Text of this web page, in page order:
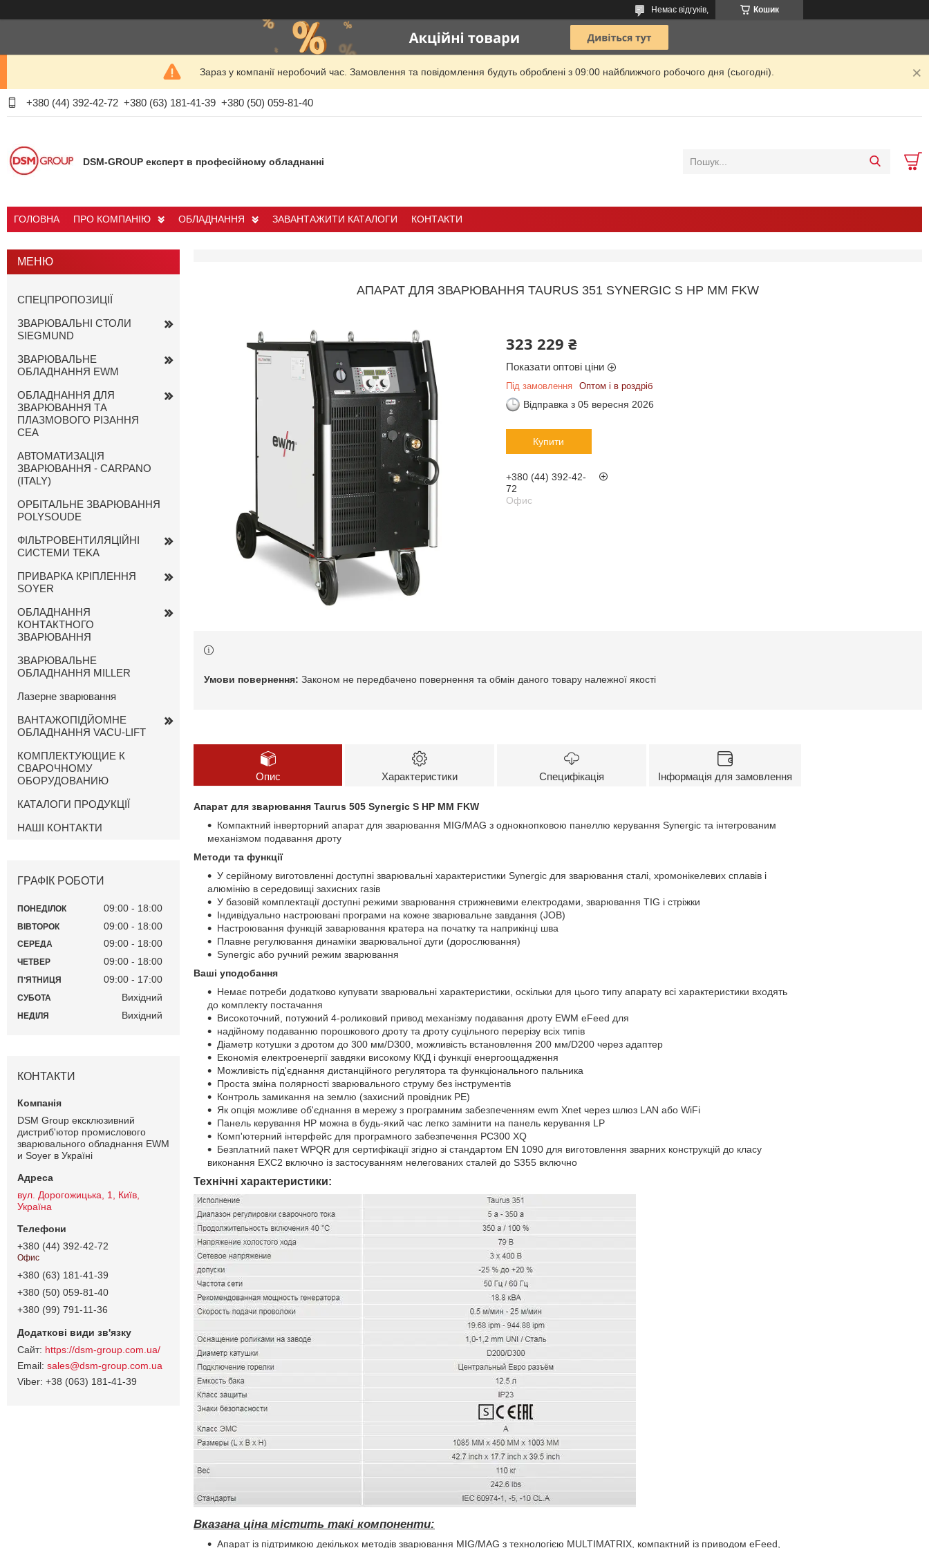
Кошик
Немає відгуків,
Зараз у компанії неробочий час. Замовлення та повідомлення будуть оброблені з 09:00 найближчого робочого дня (сьогодні).
+380 (44) 392-42-72 +380 (63) 181-41-39 +380 (50) 059-81-40
DSM-GROUP експерт в професійному обладнанні
ГОЛОВНА ПРО КОМПАНІЮ ОБЛАДНАННЯ ЗАВАНТАЖИТИ КАТАЛОГИ КОНТАКТИ
АПАРАТ ДЛЯ ЗВАРЮВАННЯ TAURUS 351 SYNERGIC S HP MM FKW
323 229 ₴
Показати оптові ціни
Під замовлення Оптом і в роздріб
Відправка з 05 вересня 2026
Купити
+380 (44) 392-42-
72
Офис
Законом не передбачено повернення та обмін даного товару належної якості
Опис Характеристики Специфікація Інформація для замовлення
Апарат для зварювання Taurus 505 Synergic S HP MM FKW
Компактний інверторний апарат для зварювання MIG/MAG з однокнопковою панеллю керування Synergic та інтегрованим
механізмом подавання дроту
Методи та функції
У серійному виготовленні доступні зварювальні характеристики Synergic для зварювання сталі, хромонікелевих сплавів і
алюмінію в середовищі захисних газів
У базовій комплектації доступні режими зварювання стрижневими електродами, зварювання TIG і стріжки
Індивідуально настроювані програми на кожне зварювальне завдання (JOB)
Настроювання функцій заварювання кратера на початку та наприкінці шва
Плавне регулювання динаміки зварювальної дуги (дорослювання)
Synergic або ручний режим зварювання
Ваші уподобання
Немає потреби додатково купувати зварювальні характеристики, оскільки для цього типу апарату всі характеристики входять
до комплекту постачання
Високоточний, потужний 4-роликовий привод механізму подавання дроту EWM eFeed для
надійному подаванню порошкового дроту та дроту суцільного перерізу всіх типів
Діаметр котушки з дротом до 300 мм/D300, можливість встановлення 200 мм/D200 через адаптер
Економія електроенергії завдяки високому ККД і функції енергоощадження
Можливість під'єднання дистанційного регулятора та функціонального пальника
Проста зміна полярності зварювального струму без інструментів
Контроль замикання на землю (захисний провідник PE)
Як опція можливе об'єднання в мережу з програмним забезпеченням ewm Xnet через шлюз LAN або WiFi
Панель керування HP можна в будь-який час легко замінити на панель керування LP
Комп'ютерний інтерфейс для програмного забезпечення PC300 XQ
Безплатний пакет WPQR для сертифікації згідно зі стандартом EN 1090 для виготовлення зварних конструкцій до класу
виконання EXC2 включно із застосуванням нелегованих сталей до S355 включно
Технічні характеристики:
Вказана ціна містить такі компоненти:
Апарат із підтримкою декількох методів зварювання MIG/MAG з технологією MULTIMATRIX, компактний із приводом eFeed,
СПЕЦПРОПОЗИЦІЇ
ЗВАРЮВАЛЬНІ СТОЛИ
SIEGMUND
ЗВАРЮВАЛЬНЕ
ОБЛАДНАННЯ EWM
ОБЛАДНАННЯ ДЛЯ
ЗВАРЮВАННЯ ТА
ПЛАЗМОВОГО РІЗАННЯ
CEA
АВТОМАТИЗАЦІЯ
ЗВАРЮВАННЯ - CARPANO
(ITALY)
ОРБІТАЛЬНЕ ЗВАРЮВАННЯ
POLYSOUDE
ФІЛЬТРОВЕНТИЛЯЦІЙНІ
СИСТЕМИ TEKA
ПРИВАРКА КРІПЛЕННЯ
SOYER
ОБЛАДНАННЯ
КОНТАКТНОГО
ЗВАРЮВАННЯ
ЗВАРЮВАЛЬНЕ
ОБЛАДНАННЯ MILLER
Лазерне зварювання
ВАНТАЖОПІДЙОМНЕ
ОБЛАДНАННЯ VACU-LIFT
КОМПЛЕКТУЮЩИЕ К
СВАРОЧНОМУ
ОБОРУДОВАНИЮ
КАТАЛОГИ ПРОДУКЦІЇ
НАШІ КОНТАКТИ
ГРАФІК РОБОТИ
ПОНЕДІЛОК 09:00 18:00
ВІВТОРОК 09:00 18:00
СЕРЕДА 09:00 18:00
ЧЕТВЕР 09:00 18:00
ПʼЯТНИЦЯ 09:00 17:00
СУБОТА Вихідний
НЕДІЛЯ Вихідний
КОНТАКТИ
DSM Group ексклюзивний
дистриб'ютор промислового
зварювального обладнання EWM
и Soyer в Україні
вул. Дорогожицька, 1, Київ,
Україна
+380 (44) 392-42-72
Офис
+380 (63) 181-41-39
+380 (50) 059-81-40
+380 (99) 791-11-36
https://dsm-group.com.ua/
sales@dsm-group.com.ua
+38 (063) 181-41-39